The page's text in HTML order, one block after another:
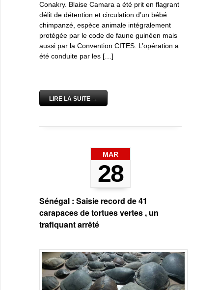
Conakry. Blaise Camara a été prit en flagrant
délit de détention et circulation d’un bébé
chimpanzé, espèce animale intégralement
protégée par le code de faune guinéen mais
aussi par la Convention CITES. L’opération a
été conduite par les […]
LIRE LA SUITE →
MAR
28
Sénégal : Saisie record de 41
carapaces de tortues vertes , un
trafiquant arrêté